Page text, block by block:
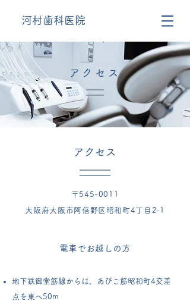
河村歯科医院
アクセス
アクセス
〒545-0011
大阪府大阪市阿倍野区昭和町4丁目2‐1
​電車でお越しの方
地下鉄御堂筋線からは、あびこ筋昭和町4交差
点を東へ50m